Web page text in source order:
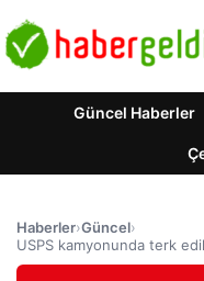
Güncel Haberler
Haberler›Güncel›
USPS kamyonunda terk